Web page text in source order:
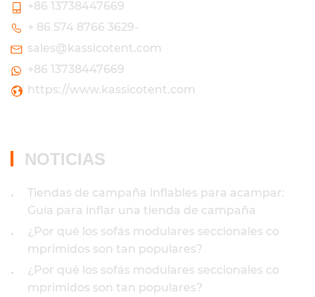
+86 13738447669
+ 86 574 8766 3629-
sales@kassicotent.com
+86 13738447669
https://www.kassicotent.com
NOTICIAS
•
Tiendas de campaña inflables para acampar:
Guía para inflar una tienda de campaña
•
¿Por qué los sofás modulares seccionales co
mprimidos son tan populares?
•
¿Por qué los sofás modulares seccionales co
mprimidos son tan populares?